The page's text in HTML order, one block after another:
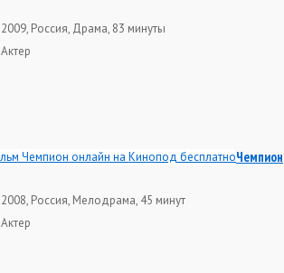
2009, Россия, Драма, 83 минуты
Актер
Чемпион
2008, Россия, Мелодрама, 45 минут
Актер